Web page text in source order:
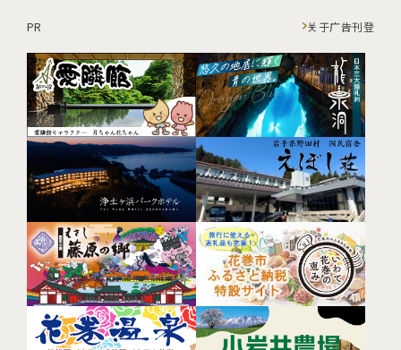
PR 关于广告刊登